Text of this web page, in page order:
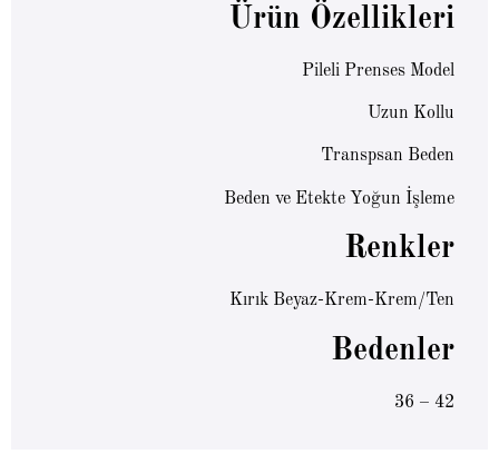
Ürün Özellikleri
Pileli Prenses Model
Uzun Kollu
Transpsan Beden
Beden ve Etekte Yoğun İşleme
Renkler
Kırık Beyaz-Krem-Krem/Ten
Bedenler
36 – 42